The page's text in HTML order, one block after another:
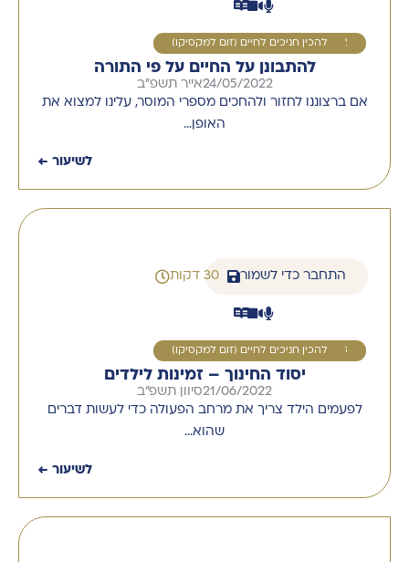
2 להכין חניכים לחיים (זום למקסיקו)
להתבונן על החיים על פי התורה
24/05/2022אייר תשפ''ב
אם ברצוננו לחזור ולהחכים מספרי המוסר, עלינו למצוא את
האופן…
לשיעור ←
התחבר כדי לשמור 30 דקות
3 להכין חניכים לחיים (זום למקסיקו)
יסוד החינוך – זמינות לילדים
21/06/2022סיוון תשפ"ב
לפעמים הילד צריך את מרחב הפעולה כדי לעשות דברים
שהוא…
לשיעור ←